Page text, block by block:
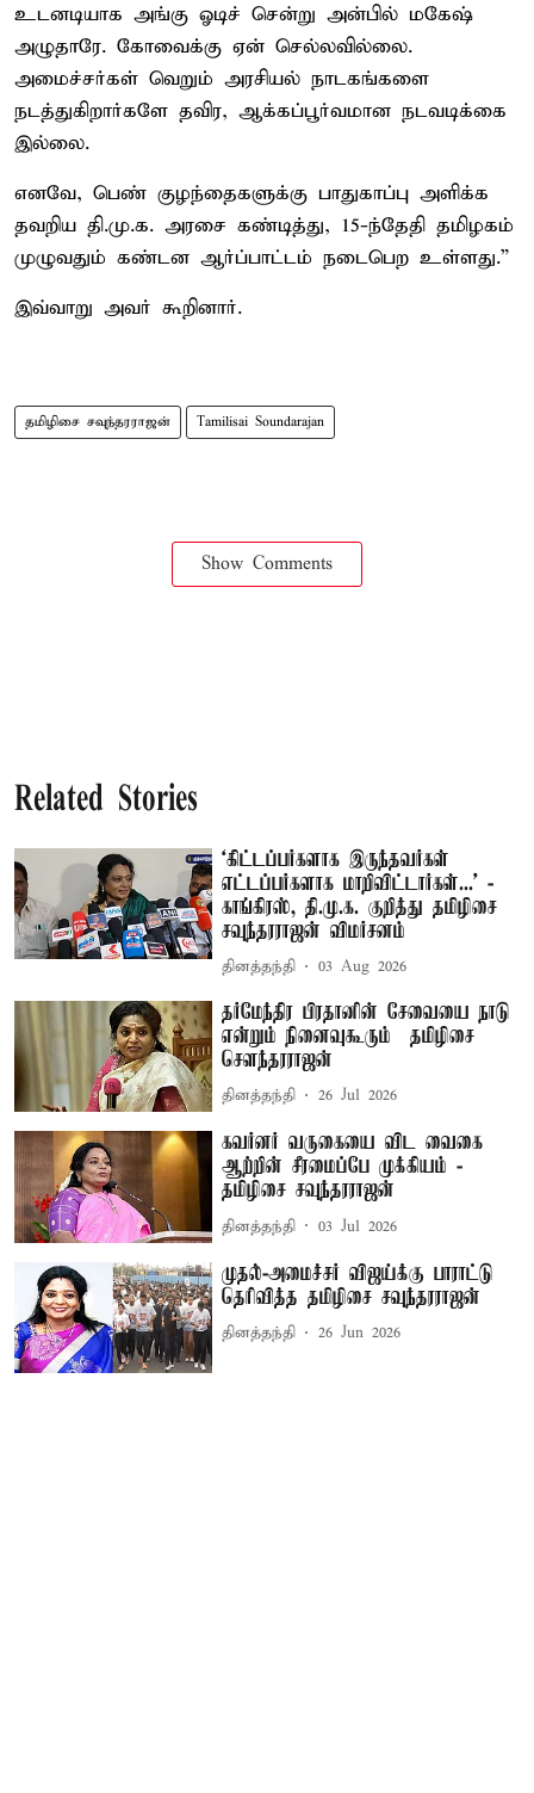
உடனடியாக அங்கு ஓடிச் சென்று அன்பில் மகேஷ்
அழுதாரே. கோவைக்கு ஏன் செல்லவில்லை.
அமைச்சர்கள் வெறும் அரசியல் நாடகங்களை
நடத்துகிறார்களே தவிர, ஆக்கப்பூர்வமான நடவடிக்கை
இல்லை.
எனவே, பெண் குழந்தைகளுக்கு பாதுகாப்பு அளிக்க
தவறிய தி.மு.க. அரசை கண்டித்து, 15-ந்தேதி தமிழகம்
முழுவதும் கண்டன ஆர்ப்பாட்டம் நடைபெற உள்ளது.”
இவ்வாறு அவர் கூறினார்.
தமிழிசை சவுந்தரராஜன் Tamilisai Soundarajan
Show Comments
Related Stories
‘கிட்டப்பர்களாக இருந்தவர்கள்
எட்டப்பர்களாக மாறிவிட்டார்கள்...’ -
காங்கிரஸ், தி.மு.க. குறித்து தமிழிசை
சவுந்தரராஜன் விமர்சனம்
தினத்தந்தி 03 Aug 2026
தர்மேந்திர பிரதானின் சேவையை நாடு
என்றும் நினைவுகூரும் – தமிழிசை
சௌந்தரராஜன்
தினத்தந்தி 26 Jul 2026
கவர்னர் வருகையை விட வைகை
ஆற்றின் சீரமைப்பே முக்கியம் -
தமிழிசை சவுந்தரராஜன்
தினத்தந்தி 03 Jul 2026
முதல்-அமைச்சர் விஜய்க்கு பாராட்டு
தெரிவித்த தமிழிசை சவுந்தரராஜன்
தினத்தந்தி 26 Jun 2026